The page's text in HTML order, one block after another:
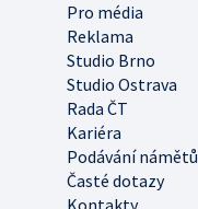
Pro média
Reklama
Studio Brno
Studio Ostrava
Rada ČT
Kariéra
Podávání námětů
Časté dotazy
Kontakty